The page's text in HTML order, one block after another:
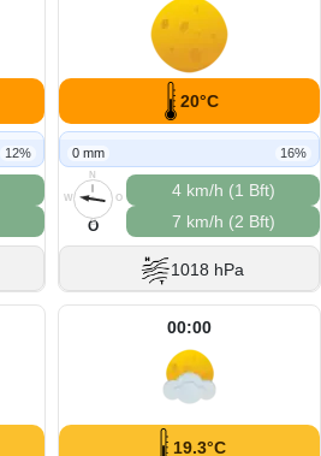
12%
20°C
0 mm 16%
N
O
S
W
O
4 km/h (1 Bft)
7 km/h (2 Bft)
1018 hPa
00:00
19.3°C